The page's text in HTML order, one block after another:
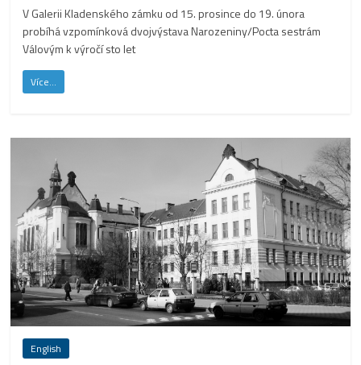
V Galerii Kladenského zámku od 15. prosince do 19. února
probíhá vzpomínková dvojvýstava Narozeniny/Pocta sestrám
Válovým k výročí sto let
Více...
English